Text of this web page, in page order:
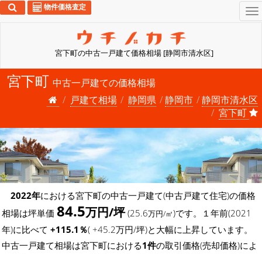
宮下町の中古一戸建て価格相場 [静岡市清水区]
物件価格査定
宮下町 中古一戸建ての価格相場
戸建て相場
静岡県 静岡市
静岡市清水区
宮下町
2022年における宮下町の中古一戸建て(中古戸建て住宅)の価格
相場は坪単価 84.5万円/坪(25.6万円/㎡)です。１年前(2021
年)に比べて +115.1％( +45.2万円/坪)と大幅に上昇しています。
中古一戸建て相場は宮下町における1件の取引価格(売却価格)によ